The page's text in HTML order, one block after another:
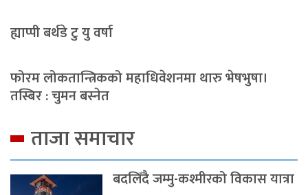
ह्याप्पी बर्थडे टु यु वर्षा
फोरम लोकतान्त्रिकको महाधिवेशनमा थारु भेषभुषा।
तस्बिर : चुमन बस्नेत
ताजा समाचार
बदलिँदै जम्मु-कश्मीरको विकास यात्रा